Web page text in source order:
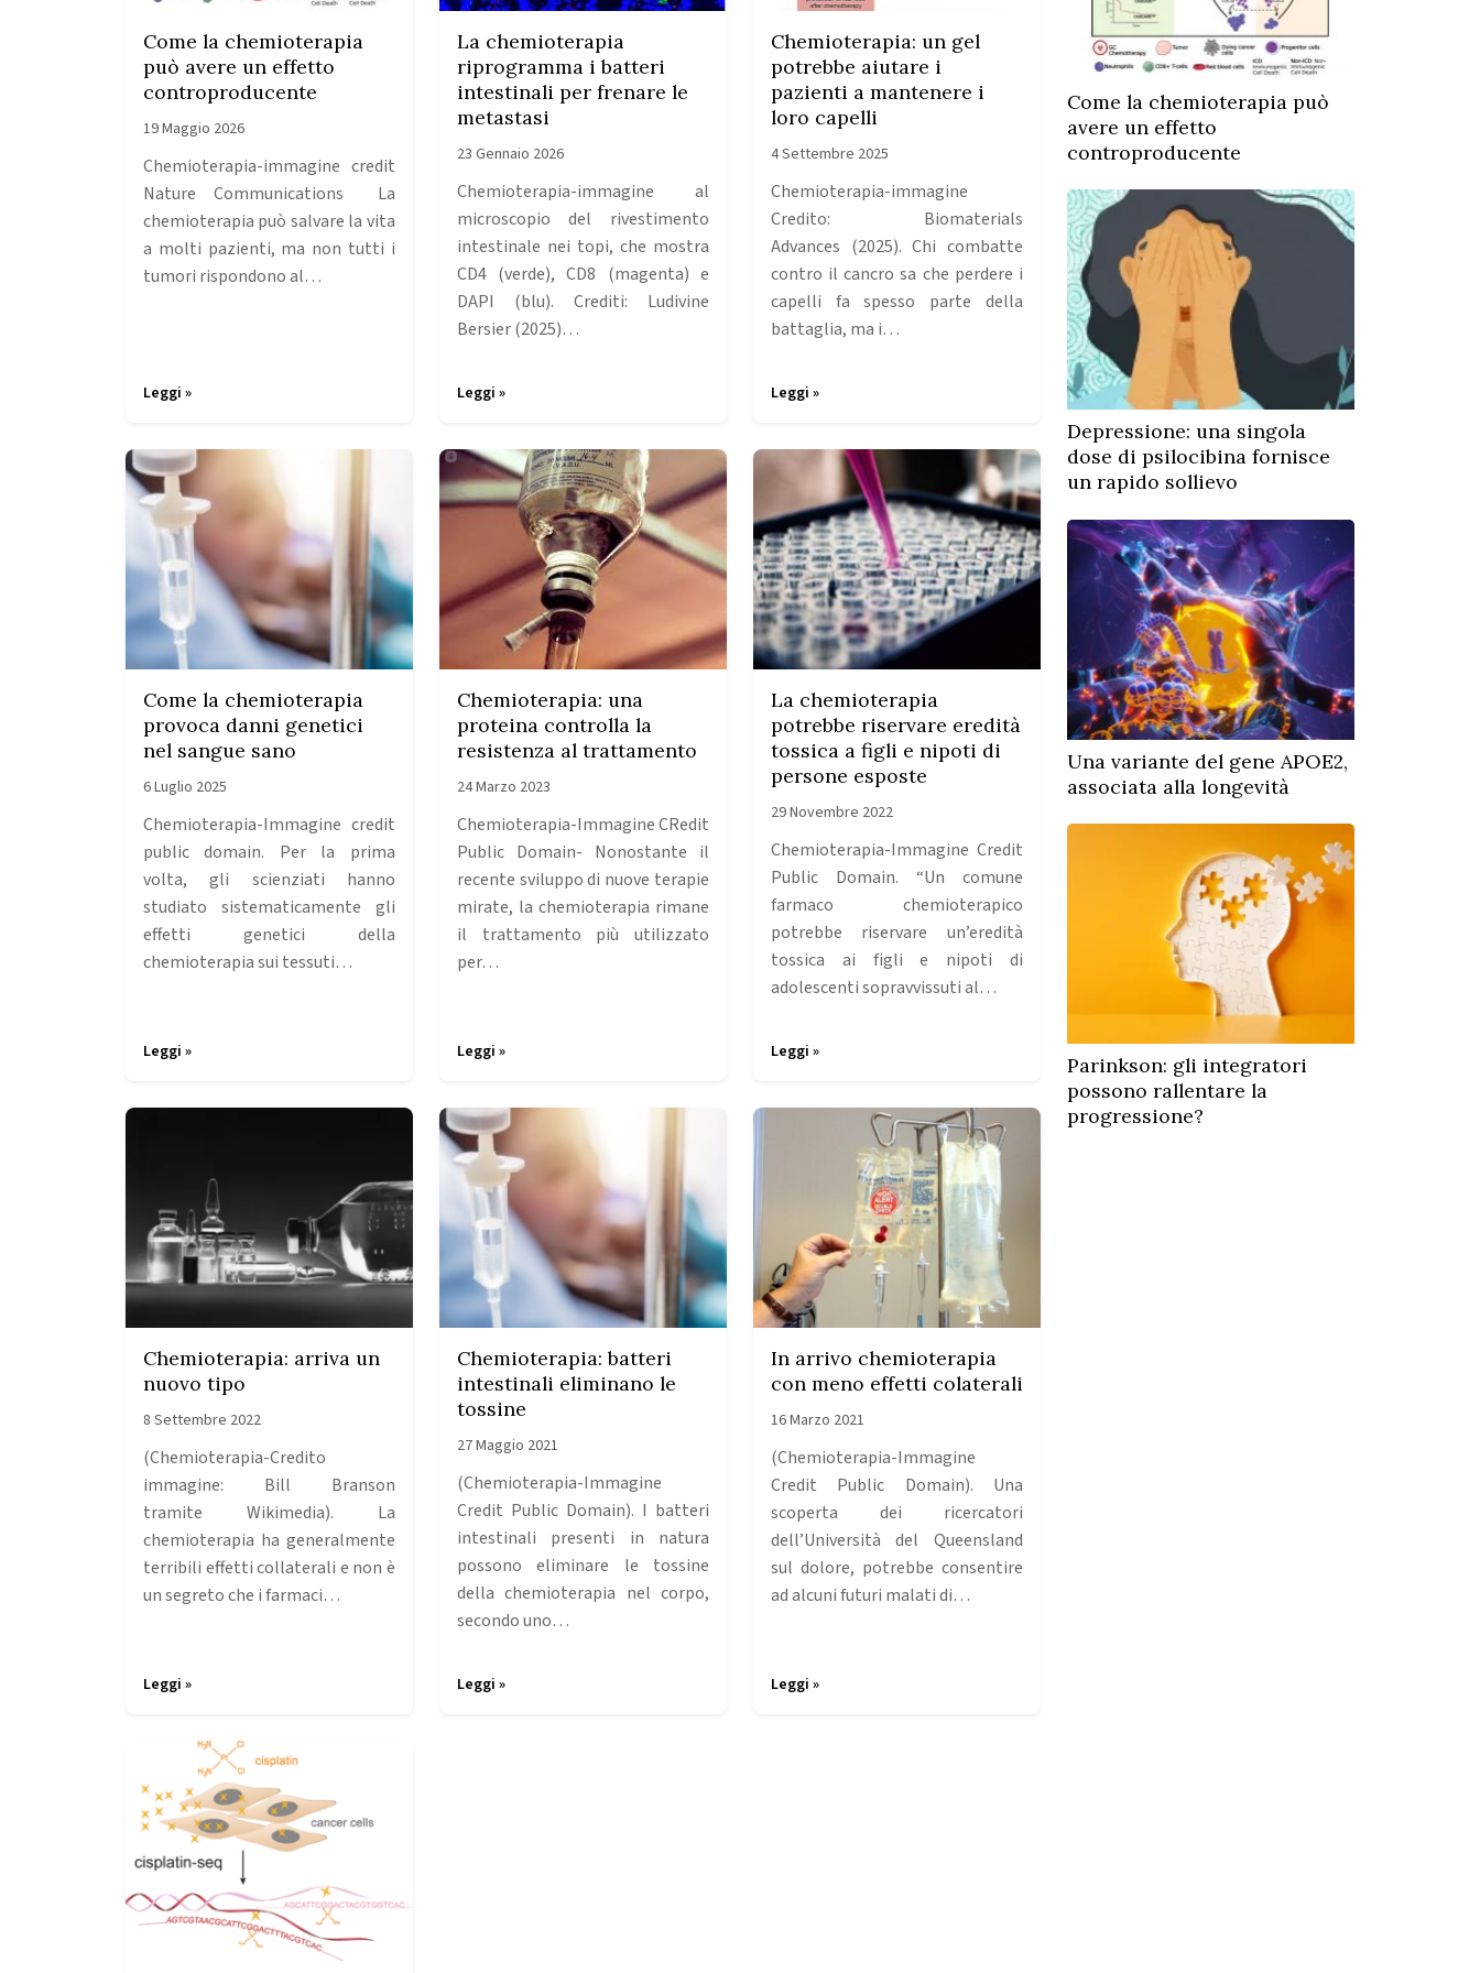
Come la chemioterapia
può avere un effetto
controproducente
19 Maggio 2026
Chemioterapia-immagine credit
Nature Communications La
chemioterapia può salvare la vita
a molti pazienti, ma non tutti i
tumori rispondono al…
Leggi »
La chemioterapia
riprogramma i batteri
intestinali per frenare le
metastasi
23 Gennaio 2026
Chemioterapia-immagine al
microscopio del rivestimento
intestinale nei topi, che mostra
CD4 (verde), CD8 (magenta) e
DAPI (blu). Crediti: Ludivine
Bersier (2025)…
Leggi »
Chemioterapia: un gel
potrebbe aiutare i
pazienti a mantenere i
loro capelli
4 Settembre 2025
Chemioterapia-immagine
Credito: Biomaterials
Advances (2025). Chi combatte
contro il cancro sa che perdere i
capelli fa spesso parte della
battaglia, ma i…
Leggi »
Come la chemioterapia
provoca danni genetici
nel sangue sano
6 Luglio 2025
Chemioterapia-Immagine credit
public domain. Per la prima
volta, gli scienziati hanno
studiato sistematicamente gli
effetti genetici della
chemioterapia sui tessuti…
Leggi »
Chemioterapia: una
proteina controlla la
resistenza al trattamento
24 Marzo 2023
Chemioterapia-Immagine CRedit
Public Domain- Nonostante il
recente sviluppo di nuove terapie
mirate, la chemioterapia rimane
il trattamento più utilizzato
per…
Leggi »
La chemioterapia
potrebbe riservare eredità
tossica a figli e nipoti di
persone esposte
29 Novembre 2022
Chemioterapia-Immagine Credit
Public Domain. “Un comune
farmaco chemioterapico
potrebbe riservare un’eredità
tossica ai figli e nipoti di
adolescenti sopravvissuti al…
Leggi »
Chemioterapia: arriva un
nuovo tipo
8 Settembre 2022
(Chemioterapia-Credito
immagine: Bill Branson
tramite Wikimedia). La
chemioterapia ha generalmente
terribili effetti collaterali e non è
un segreto che i farmaci…
Leggi »
Chemioterapia: batteri
intestinali eliminano le
tossine
27 Maggio 2021
(Chemioterapia-Immagine
Credit Public Domain). I batteri
intestinali presenti in natura
possono eliminare le tossine
della chemioterapia nel corpo,
secondo uno…
Leggi »
In arrivo chemioterapia
con meno effetti colaterali
16 Marzo 2021
(Chemioterapia-Immagine
Credit Public Domain). Una
scoperta dei ricercatori
dell’Università del Queensland
sul dolore, potrebbe consentire
ad alcuni futuri malati di…
Leggi »
Come la chemioterapia può
avere un effetto
controproducente
Depressione: una singola
dose di psilocibina fornisce
un rapido sollievo
Una variante del gene APOE2,
associata alla longevità
Parinkson: gli integratori
possono rallentare la
progressione?